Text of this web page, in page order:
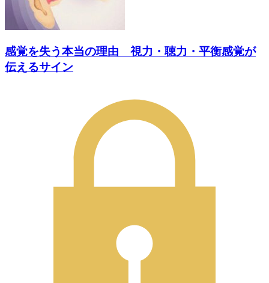
感覚を失う本当の理由 視力・聴力・平衡感覚が
伝えるサイン